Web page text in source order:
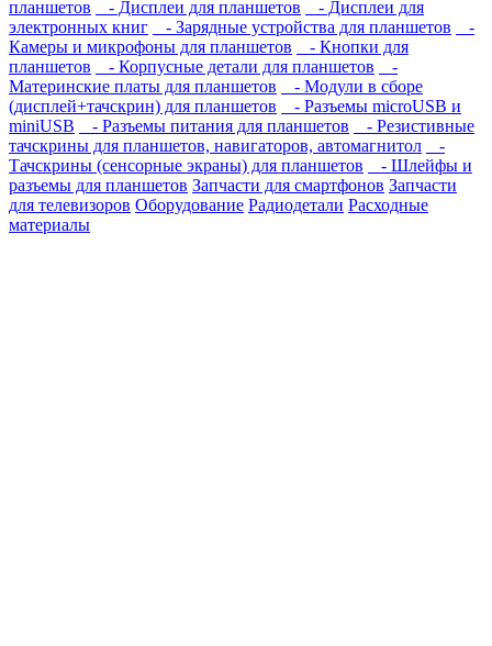
планшетов - Дисплеи для планшетов
- Дисплеи для
электронных книг
- Зарядные устройства для планшетов
-
Камеры и микрофоны для планшетов
- Кнопки для
планшетов
- Корпусные детали для планшетов
-
Материнские платы для планшетов
- Модули в сборе
(дисплей+тачскрин) для планшетов
- Разъемы microUSB и
miniUSB
- Разъемы питания для планшетов
- Резистивные
тачскрины для планшетов, навигаторов, автомагнитол
-
Тачскрины (сенсорные экраны) для планшетов
- Шлейфы и
разъемы для планшетов Запчасти для смартфонов Запчасти
для телевизоров Оборудование Радиодетали Расходные
материалы